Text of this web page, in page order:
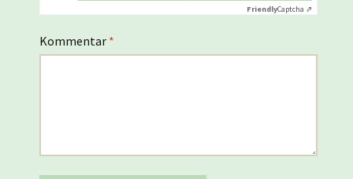
FriendlyCaptcha ⇗
Kommentar *